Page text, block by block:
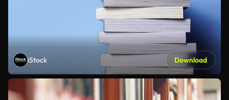
iStock Download